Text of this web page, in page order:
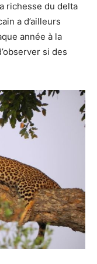
richesse du delta
a d’ailleurs
année à la
si des